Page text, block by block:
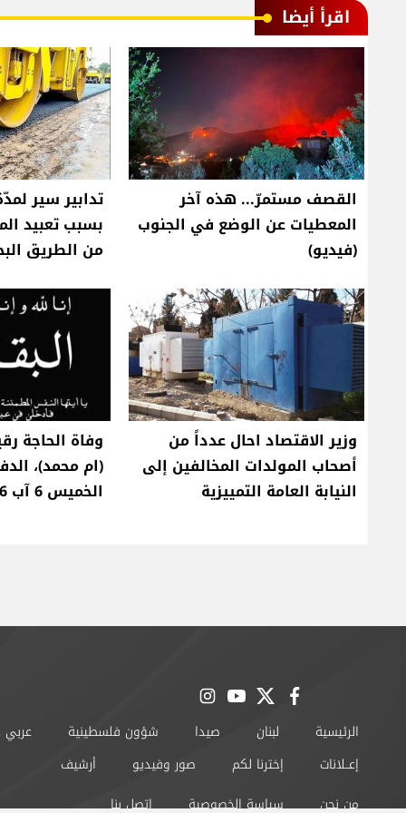
اقرأ أيضا
القصف مستمرّ... هذه آخر
المعطيات عن الوضع في الجنوب
(فيديو)
تدابير سير
بسبب تعبيد
من الطريق
وزير الاقتصاد احال عدداً من
أصحاب المولدات المخالفين إلى
النيابة العامة التمييزية
وفاة الحاجة
(ام محمد)،
الخميس 6 آب 2026
facebook
twitter
youtube
instagram
الرئيسية لبنان صيدا شؤون فلسطينية
إعــلانات
إخترنا لكم صور وفيديو
أرشيف
من نحن
سياسة الخصوصية اتصل بنا